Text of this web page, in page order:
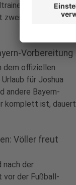
der
zwei große Ziele.
Vorbereitung
dem offiziellen
für Joshua
andere Bayern-
komplett ist, dauert
Völler freut
nach der
vor der Fußball-